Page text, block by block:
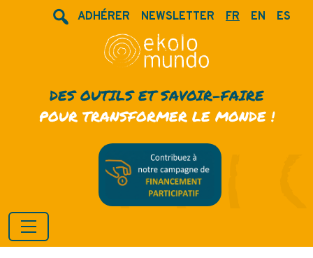
ADHÉRER NEWSLETTER FR EN ES
DES OUTILS ET SAVOIR-FAIRE
POUR TRANSFORMER LE MONDE !